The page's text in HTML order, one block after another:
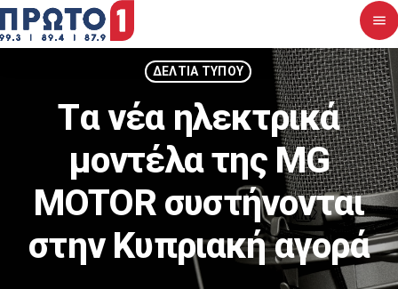
menu
close
Σχετικά με εμάς
Νέα
Διαγωνισμοί
ΔΕΛΤΙΑ ΤΥΠΟΥ
Tα νέα ηλεκτρικά
μοντέλα της MG
MOTOR συστήνονται
στην Κυπριακή αγορά